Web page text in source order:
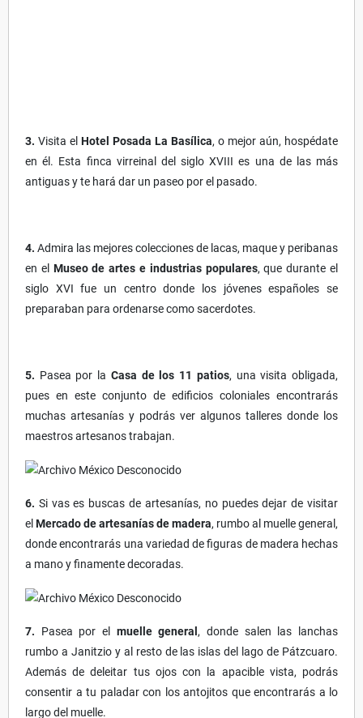
3. Visita el Hotel Posada La Basílica, o mejor aún, hospédate
en él. Esta finca virreinal del siglo XVIII es una de las más
antiguas y te hará dar un paseo por el pasado.
4. Admira las mejores colecciones de lacas, maque y peribanas
en el Museo de artes e industrias populares, que durante el
siglo XVI fue un centro donde los jóvenes españoles se
preparaban para ordenarse como sacerdotes.
5. Pasea por la Casa de los 11 patios, una visita obligada,
pues en este conjunto de edificios coloniales encontrarás
muchas artesanías y podrás ver algunos talleres donde los
maestros artesanos trabajan.
6. Si vas es buscas de artesanías, no puedes dejar de visitar
el Mercado de artesanías de madera, rumbo al muelle general,
donde encontrarás una variedad de figuras de madera hechas
a mano y finamente decoradas.
7. Pasea por el muelle general , donde salen las lanchas
rumbo a Janitzio y al resto de las islas del lago de Pátzcuaro.
Además de deleitar tus ojos con la apacible vista, podrás
consentir a tu paladar con los antojitos que encontrarás a lo
largo del muelle.